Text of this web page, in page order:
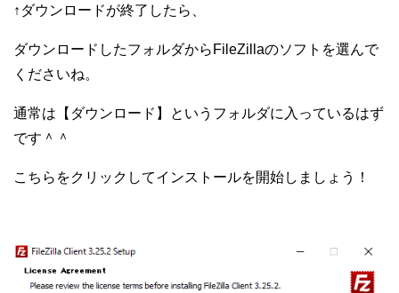
↑ダウンロードが終了したら、
ダウンロードしたフォルダからFileZillaのソフトを選んで
くださいね。
通常は【ダウンロード】というフォルダに入っているはず
です＾＾
こちらをクリックしてインストールを開始しましょう！